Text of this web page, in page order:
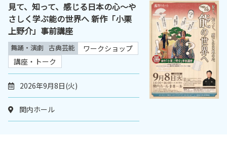
見て、知って、感じる日本の心～や
さしく学ぶ能の世界へ 新作「小栗
上野介」事前講座
舞踊・演劇 古典芸能
ワークショップ
講座・トーク
2026年9月8日(火)
関内ホール